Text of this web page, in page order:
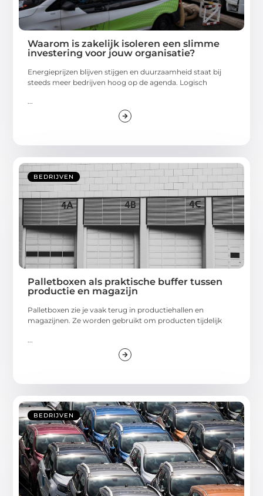
Waarom is zakelijk isoleren een slimme
investering voor jouw organisatie?
Energieprijzen blijven stijgen en duurzaamheid staat bij
steeds meer bedrijven hoog op de agenda. Logisch
...
BEDRIJVEN
Palletboxen als praktische buffer tussen
productie en magazijn
Palletboxen zie je vaak terug in productiehallen en
magazijnen. Ze worden gebruikt om producten tijdelijk
BEDRIJVEN